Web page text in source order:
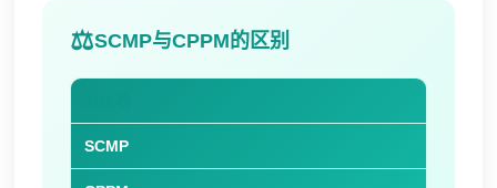
SCMP与CPPM的区别
SCMP